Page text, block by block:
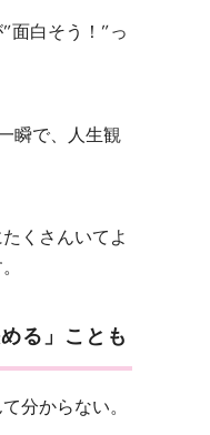
面白そう！”っ
瞬で、人生観
くさんいてよ
る」ことも
分からない。